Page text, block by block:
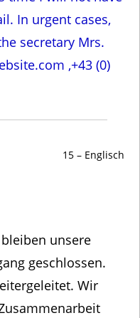
In urgent cases,
secretary Mrs.
,+43 (0)
15 – Englisch
bleiben unsere
geschlossen.
Wir